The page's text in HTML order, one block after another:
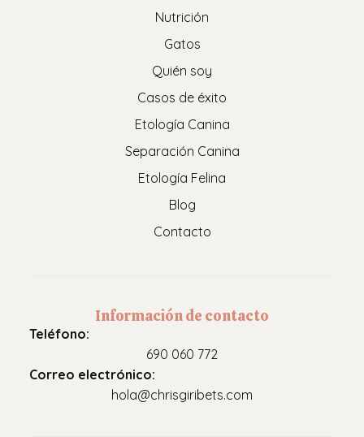
Nutrición
Gatos
Quién soy
Casos de éxito
Etología Canina
Separación Canina
Etología Felina
Blog
Contacto
Información de contacto
Teléfono:
690 060 772
Correo electrónico:
hola@chrisgiribets.com